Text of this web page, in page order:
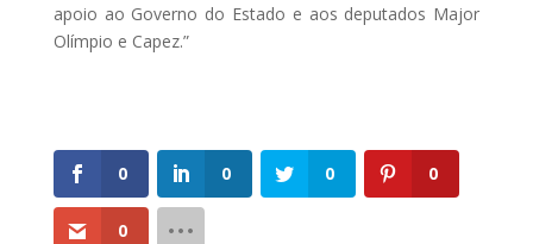
apoio ao Governo do Estado e aos deputados Major
Olímpio e Capez.”
0 0 0 0
0